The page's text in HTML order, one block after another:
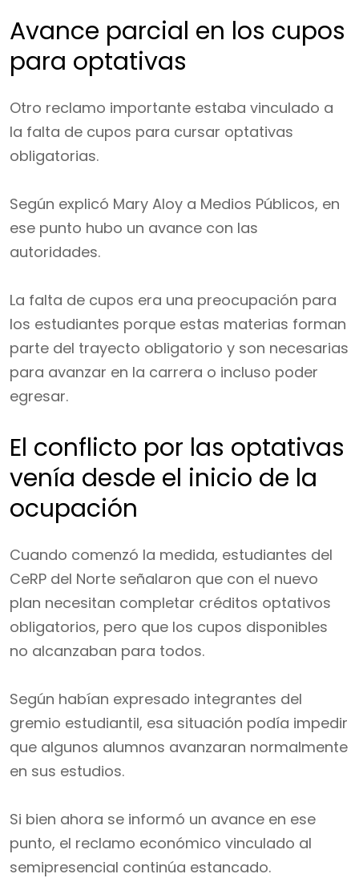
Avance parcial en los cupos
para optativas
Otro reclamo importante estaba vinculado a
la falta de cupos para cursar optativas
obligatorias.
Según explicó Mary Aloy a Medios Públicos, en
ese punto hubo un avance con las
autoridades.
La falta de cupos era una preocupación para
los estudiantes porque estas materias forman
parte del trayecto obligatorio y son necesarias
para avanzar en la carrera o incluso poder
egresar.
El conflicto por las optativas
venía desde el inicio de la
ocupación
Cuando comenzó la medida, estudiantes del
CeRP del Norte señalaron que con el nuevo
plan necesitan completar créditos optativos
obligatorios, pero que los cupos disponibles
no alcanzaban para todos.
Según habían expresado integrantes del
gremio estudiantil, esa situación podía impedir
que algunos alumnos avanzaran normalmente
en sus estudios.
Si bien ahora se informó un avance en ese
punto, el reclamo económico vinculado al
semipresencial continúa estancado.